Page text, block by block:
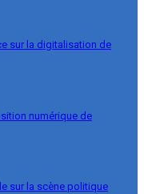
sur la digitalisation de
numérique de
sur la scène politique